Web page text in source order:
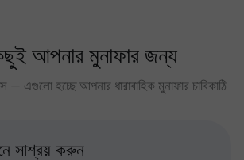
আপনার মুনাফার জন্য
— এগুলো হচ্ছে আপনার ধারাবাহিক মুনাফার চাবিকাঠি
সাশ্রয় করুন